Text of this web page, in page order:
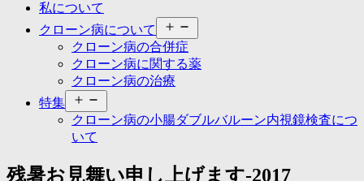
私について
クローン病について
ニ
ュ
ー
く
クローン病の合併症
クローン病に関する薬
クローン病の治療
特集
ニ
ュ
開
クローン病の小腸ダブルバルーン内視鏡検査につ
いて
残暑お見舞い申し上げます-2017